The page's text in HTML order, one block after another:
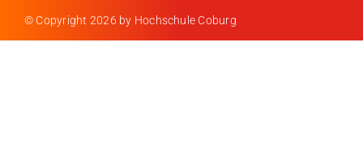
© Copyright 2026 by Hochschule Coburg